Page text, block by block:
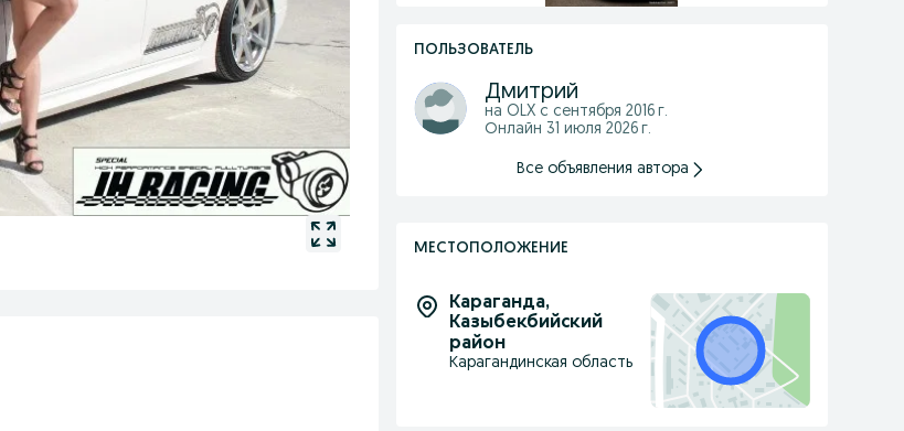
ПОЛЬЗОВАТЕЛЬ
Дмитрий
на OLX с сентября 2016 г.
Онлайн 31 июля 2026 г.
Все объявления автора
МЕСТОПОЛОЖЕНИЕ
Караганда,
Казыбекбийский
район
Карагандинская область